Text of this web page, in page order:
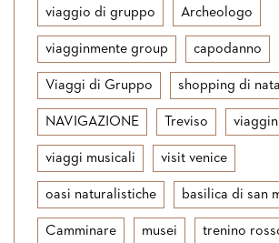
viaggio di gruppo Archeologo
viagginmente group capodanno
Viaggi di Gruppo shopping di
NAVIGAZIONE Treviso
viaggi musicali visit venice
oasi naturalistiche basilica di san
Camminare musei trenino